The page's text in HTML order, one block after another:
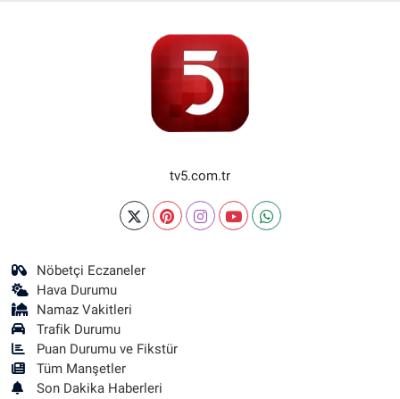
tv5.com.tr
Nöbetçi Eczaneler
Hava Durumu
Namaz Vakitleri
Trafik Durumu
Puan Durumu ve Fikstür
Tüm Manşetler
Son Dakika Haberleri